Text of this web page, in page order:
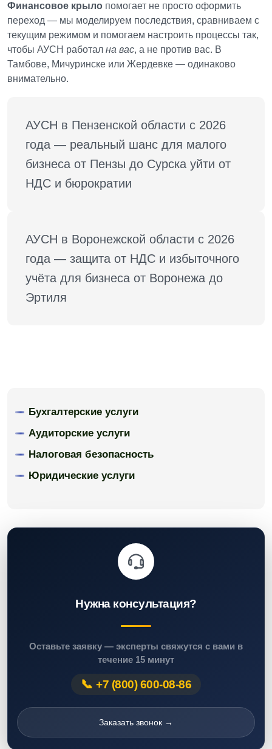
Финансовое крыло помогает не просто оформить
переход — мы моделируем последствия, сравниваем с
текущим режимом и помогаем настроить процессы так,
чтобы АУСН работал на вас, а не против вас. В
Тамбове, Мичуринске или Жердевке — одинаково
внимательно.
АУСН в Пензенской области с 2026
года — реальный шанс для малого
бизнеса от Пензы до Сурска уйти от
НДС и бюрократии
АУСН в Воронежской области с 2026
года — защита от НДС и избыточного
учёта для бизнеса от Воронежа до
Эртиля
Бухгалтерские услуги
Аудиторские услуги
Налоговая безопасность
Юридические услуги
Нужна консультация?
Оставьте заявку — эксперты свяжутся с вами в
течение 15 минут
+7 (800) 600-08-86
Заказать звонок →